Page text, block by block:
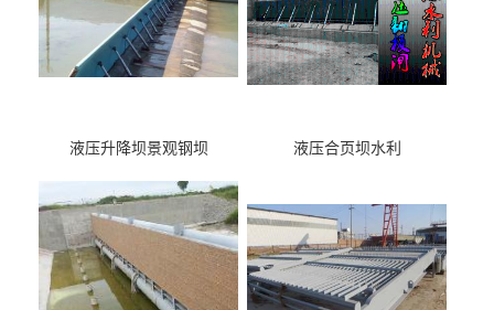
液压升降坝景观钢坝 液压合页坝水利